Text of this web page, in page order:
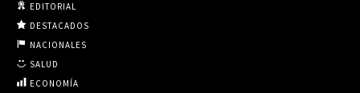
EDITORIAL
DESTACADOS
NACIONALES
SALUD
ECONOMÍA